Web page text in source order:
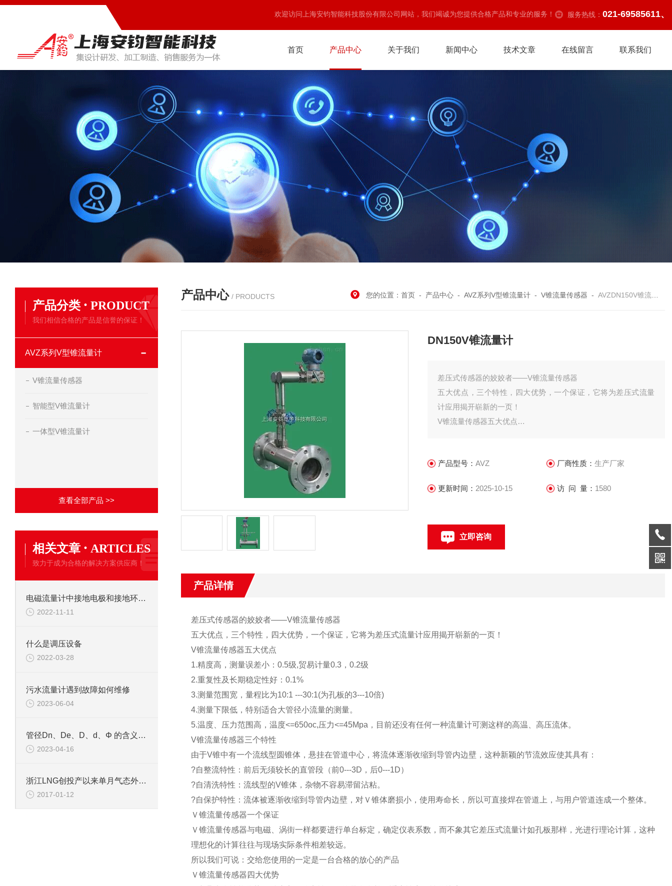
欢迎访问上海安钧智能科技股份有限公司网站，我们竭诚为您提供合格产品和专业的服务！ 服务热线： 021-69585611、
首页 产品中心 关于我们 新闻中心 技术文章 在线留言 联系我们
产品分类 · PRODUCT
我们相信合格的产品是信誉的保证！
AVZ系列V型锥流量计
V锥流量传感器
智能型V锥流量计
一体型V锥流量计
查看全部产品 >>
相关文章 · ARTICLES
致力于成为合格的解决方案供应商！
电磁流量计中接地电极和接地环的区分
2022-11-11
什么是调压设备
2022-03-28
污水流量计遇到故障如何维修
2023-06-04
管径Dn、De、D、d、Φ 的含义和区别
2023-04-16
浙江LNG创投产以来单月气态外输新高
2017-01-12
产品中心 / PRODUCTS 您的位置：首页 - 产品中心 -AVZ系列V型锥流量计 -V锥流量传感器 -AVZDN150V锥流量计
DN150V锥流量计
差压式传感器的姣姣者——V锥流量传感器
五大优点，三个特性，四大优势，一个保证，它将为差压式流量
计应用揭开崭新的一页！
V锥流量传感器五大优点
3.测量范围宽，量程比为10:1 ---30:1(为孔板的3---10倍)
5.温度、压力范围高
产品型号：AVZ 厂商性质： 生产厂家
更新时间： 2025-10-15 访 问 量： 1580
立即咨询
产品详情
差压式传感器的姣姣者——V锥流量传感器
五大优点，三个特性，四大优势，一个保证，它将为差压式流量计应用揭开崭新的一页！
V锥流量传感器五大优点
1.精度高，测量误差小：0.5级,贸易计量0.3，0.2级
2.重复性及长期稳定性好：0.1%
3.测量范围宽，量程比为10:1 ---30:1(为孔板的3---10倍)
4.测量下限低，特别适合大管径小流量的测量。
5.温度、压力范围高，温度<=650oc,压力<=45Mpa，目前还没有任何一种流量计可测这样的高温、高压流体。
V锥流量传感器三个特性
由于V锥中有一个流线型圆锥体，悬挂在管道中心，将流体逐渐收缩到导管内边壁，这种新颖的节流效应使其具有：
?自整流特性：前后无须较长的直管段（前0---3D，后0---1D）
?自清洗特性：流线型的V锥体，杂物不容易滞留沾粘。
?自保护特性：流体被逐渐收缩到导管内边壁，对Ｖ锥体磨损小，使用寿命长，所以可直接焊在管道上，与用户管道连成一个整体。
Ｖ锥流量传感器一个保证
Ｖ锥流量传感器与电磁、涡街一样都要进行单台标定，确定仪表系数，而不象其它差压式流量计如孔板那样，光进行理论计算，这种
理想化的计算往往与现场实际条件相差较远。
所以我们可说：交给您使用的一定是一台合格的放心的产品
Ｖ锥流量传感器四大优势